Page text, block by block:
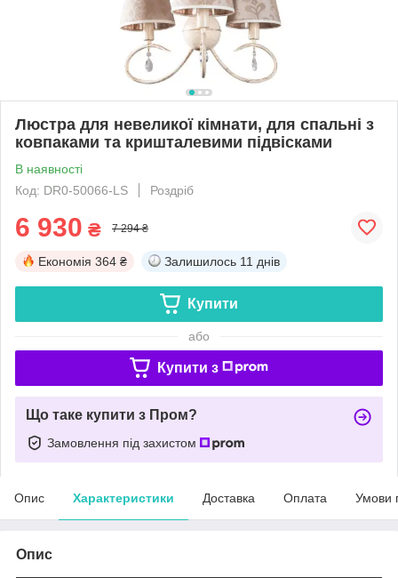
Люстра для невеликої кімнати, для спальні з
ковпаками та кришталевими підвісками
В наявності
Код: DR0-50066-LS
Роздріб
6 930 ₴ 7 294 ₴
Економія 364 ₴ Залишилось 11 днів
Купити
або
Купити з
Що таке купити з Пром?
Замовлення під захистом
Опис Характеристики Доставка Оплата Умови
Опис